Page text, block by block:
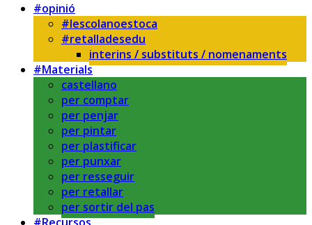
#opinió
#lescolanoestoca
#retalladesedu
interins / substituts / nomenaments
#Materials
castellano
per comptar
per penjar
per pintar
per plastificar
per punxar
per resseguir
per retallar
per sortir del pas